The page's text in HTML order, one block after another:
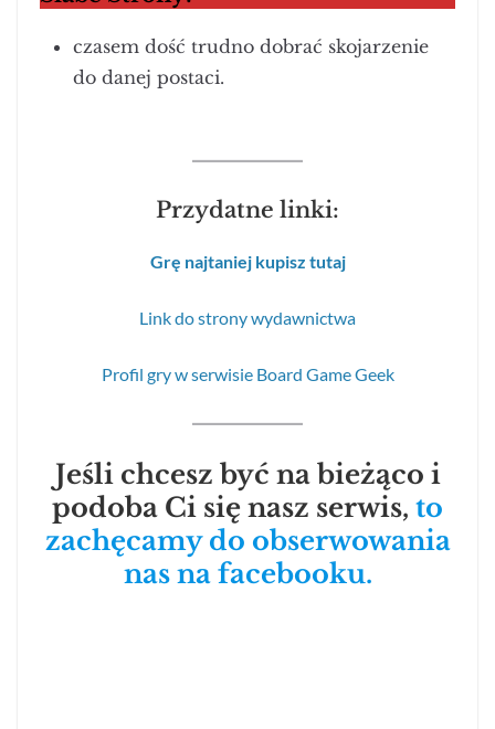
czasem dość trudno dobrać skojarzenie
do danej postaci.
Przydatne linki:
Grę najtaniej kupisz tutaj
Link do strony wydawnictwa
Profil gry w serwisie Board Game Geek
Jeśli chcesz być na bieżąco i
podoba Ci się nasz serwis, to
zachęcamy do obserwowania
nas na facebooku.